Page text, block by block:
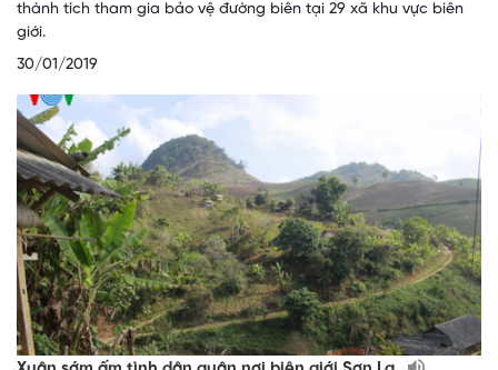
thành tích tham gia bảo vệ đường biên tại 29 xã khu vực biên
giới.
30/01/2019